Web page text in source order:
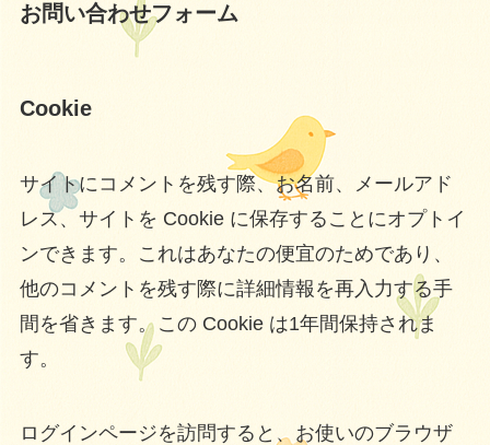
お問い合わせフォーム
Cookie
サイトにコメントを残す際、お名前、メールアド
レス、サイトを Cookie に保存することにオプトイ
ンできます。これはあなたの便宜のためであり、
他のコメントを残す際に詳細情報を再入力する手
間を省きます。この Cookie は1年間保持されま
す。
ログインページを訪問すると、お使いのブラウザ